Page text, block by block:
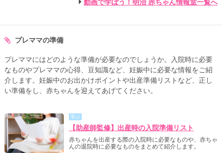
動画で学ぼう！明治 赤ちゃん情報室一覧へ
プレママの準備
プレママにはどのような準備が必要なのでしょうか。入院時に必要
なものやプレママの心得、豆知識など、妊娠中に必要な情報をご紹
介します。妊娠中のお出かけポイントや出産準備リストなど、正し
い準備をし、赤ちゃんを迎えてあげてください。
学ぶ
【助産師監修】出産時の入院準備リスト
赤ちゃんを出産する際の入院時に必要なものや、赤ちゃ
んの退院時に必要なものをまとめて紹介します。